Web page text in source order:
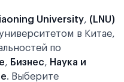
University, (LNU)
в Китае,
по
, Бизнес, Наука и
. Выберите